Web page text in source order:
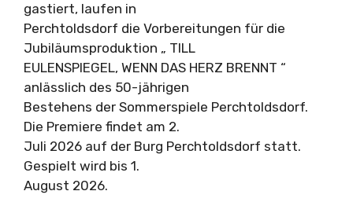
gastiert, laufen in
Perchtoldsdorf die Vorbereitungen für die
Jubiläumsproduktion „ TILL
EULENSPIEGEL, WENN DAS HERZ BRENNT “
anlässlich des 50-jährigen
Bestehens der Sommerspiele Perchtoldsdorf.
Die Premiere findet am 2.
Juli 2026 auf der Burg Perchtoldsdorf statt.
Gespielt wird bis 1.
August 2026.